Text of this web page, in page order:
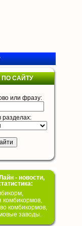
САЙТУ
или фразу:
разделах:
- новости,
комбикормов,
комбикормов,
заводы.